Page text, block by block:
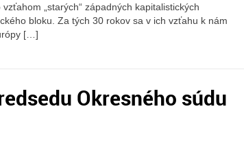
„starých“ západných kapitalistických
bloku. Za tých 30 rokov sa v ich vzťahu k nám
[…]
Okresného súdu